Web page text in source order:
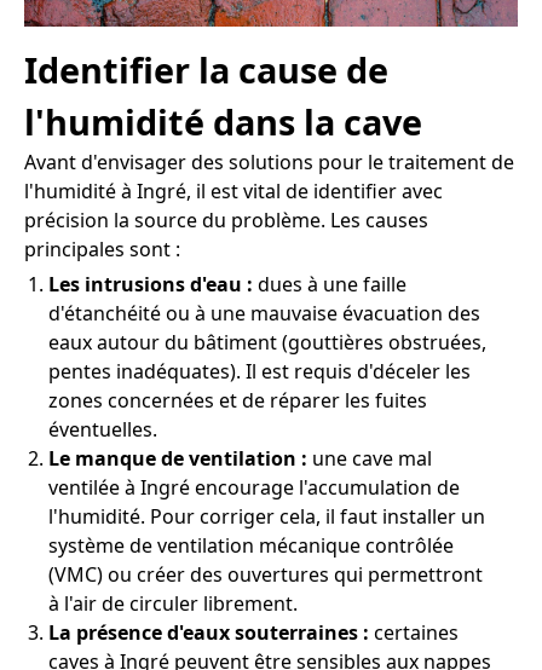
Identifier la cause de
l'humidité dans la cave
Avant d'envisager des solutions pour le traitement de
l'humidité à Ingré, il est vital de identifier avec
précision la source du problème. Les causes
principales sont :
Les intrusions d'eau : dues à une faille
d'étanchéité ou à une mauvaise évacuation des
eaux autour du bâtiment (gouttières obstruées,
pentes inadéquates). Il est requis d'déceler les
zones concernées et de réparer les fuites
éventuelles.
Le manque de ventilation : une cave mal
ventilée à Ingré encourage l'accumulation de
l'humidité. Pour corriger cela, il faut installer un
système de ventilation mécanique contrôlée
(VMC) ou créer des ouvertures qui permettront
à l'air de circuler librement.
La présence d'eaux souterraines : certaines
caves à Ingré peuvent être sensibles aux nappes